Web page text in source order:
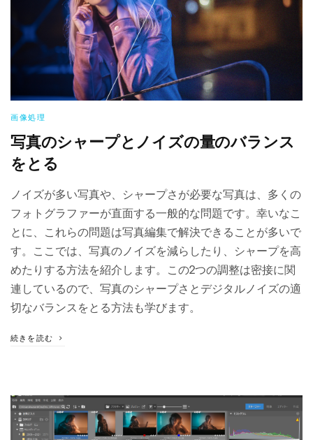
画像処理
写真のシャープとノイズの量のバランス
をとる
ノイズが多い写真や、シャープさが必要な写真は、多くの
フォトグラファーが直面する一般的な問題です。幸いなこ
とに、これらの問題は写真編集で解決できることが多いで
す。ここでは、写真のノイズを減らしたり、シャープを高
めたりする方法を紹介します。この2つの調整は密接に関
連しているので、写真のシャープさとデジタルノイズの適
切なバランスをとる方法も学びます。
続きを読む